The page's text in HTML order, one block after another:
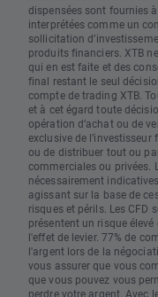
dispensées sont fournies
interprétées comme un
sollicitation
produits financiers. XTB
qui en est faite et des
final restant le seul
compte de trading XTB.
et à cet égard toute
opération d’achat ou de
exclusive de
ou de distribuer tout ou
commerciales ou privées.
nécessairement
agissant sur la base de
risques et périls. Les CFD
présentent un risque
l'effet de levier. 77% de
l'argent lors de la
vous assurer que vous
que vous pouvez vous
perdre votre argent. Avec